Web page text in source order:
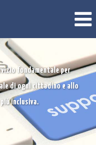
fondamentale per
di ogni cittadino e allo
inclusiva.